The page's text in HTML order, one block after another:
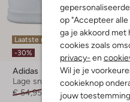
op "Accepteer
ga je akkoord met
cookies zoals
privacy- en
Wil je je
cookieknop
jouw
Laatste maten
-30%
Adidas
Lage sneakers
€ 54,95
€ 37,95